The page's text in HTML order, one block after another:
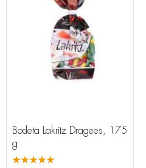
Bodeta Lakritz Dragees, 175
g
★★★★★